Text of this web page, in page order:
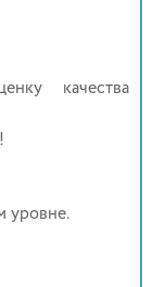
качества
уровне.